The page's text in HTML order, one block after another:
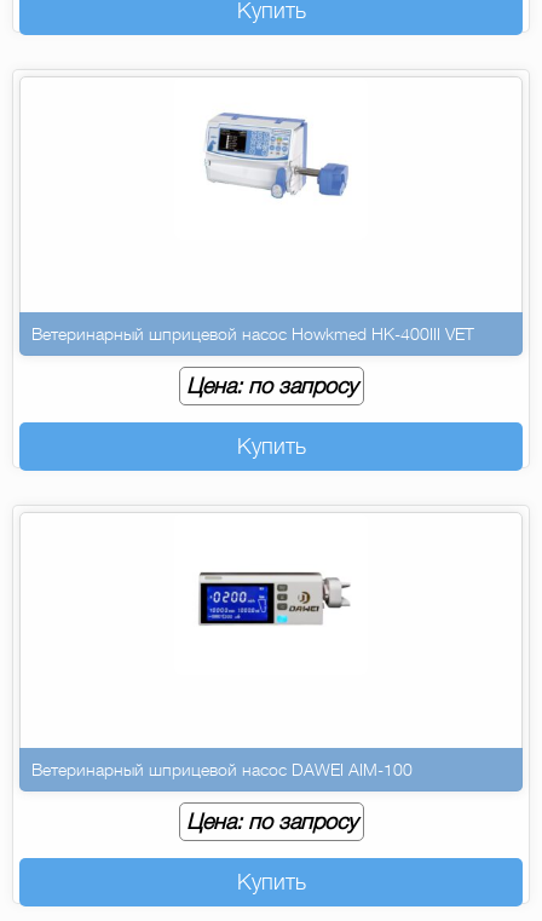
Купить
Ветеринарный шприцевой насос Howkmed HK-400III VET
Цена: по запросу
Купить
Ветеринарный шприцевой насос DAWEI AIM-100
Цена: по запросу
Купить